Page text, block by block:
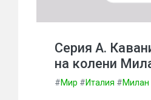
Серия А.
на колени
#Мир #Италия #Милан